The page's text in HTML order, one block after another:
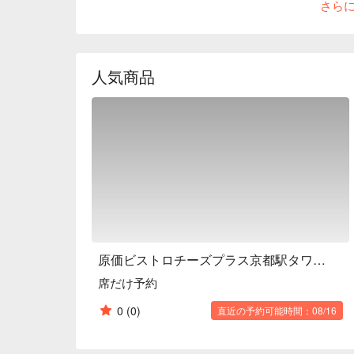
taste better in the food, and deliver it as creative
さら
人気商品
原価ビストロチーズプラス京都駅タワー前
席だけ予約
0 (0) 直近の予約可能時間：08/16